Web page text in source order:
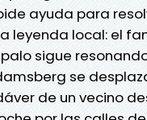
ayuda para
leyenda local: el
sigue
se
de un vecino